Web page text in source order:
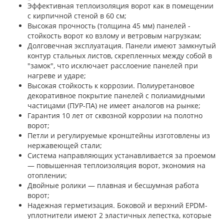
Эффективная теплоизоляция ворот как в помещении
с кирпичной стеной в 60 см;
Высокая прочность (толщина 45 мм) панелей -
стойкость ворот ко взлому и ветровым нагрузкам;
Долговечная эксплуатация. Панели имеют замкнутый
контур стальных листов, скрепленных между собой в
"замок", что исключает расслоение панелей при
нагреве и ударе;
Высокая стойкость к коррозии. Полиуретановое
декоративное покрытие панелей с полиамидными
частицами (ПУР-ПА) не имеет аналогов на рынке;
Гарантия 10 лет от сквозной коррозии на полотно
ворот;
Петли и регулируемые кронштейны изготовлены из
нержавеющей стали;
Система направляющих устанавливается за проемом
— повышенная теплоизоляция ворот, экономия на
отоплении;
Двойные ролики — плавная и бесшумная работа
ворот;
Надежная герметизация. Боковой и верхний EPDM-
уплотнители имеют 2 эластичных лепестка, которые